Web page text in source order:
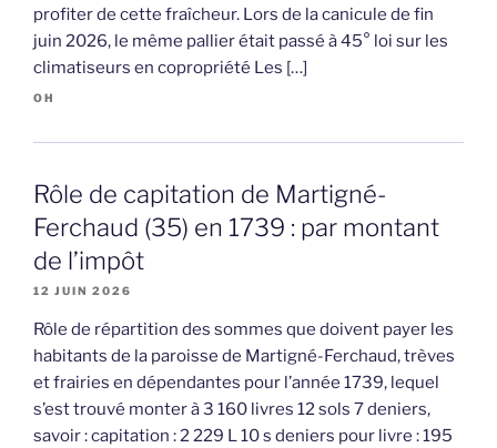
profiter de cette fraîcheur. Lors de la canicule de fin
juin 2026, le même pallier était passé à 45° loi sur les
climatiseurs en copropriété Les […]
OH
Rôle de capitation de Martigné-
Ferchaud (35) en 1739 : par montant
de l’impôt
12 JUIN 2026
Rôle de répartition des sommes que doivent payer les
habitants de la paroisse de Martigné-Ferchaud, trèves
et frairies en dépendantes pour l’année 1739, lequel
s’est trouvé monter à 3 160 livres 12 sols 7 deniers,
savoir : capitation : 2 229 L 10 s deniers pour livre : 195